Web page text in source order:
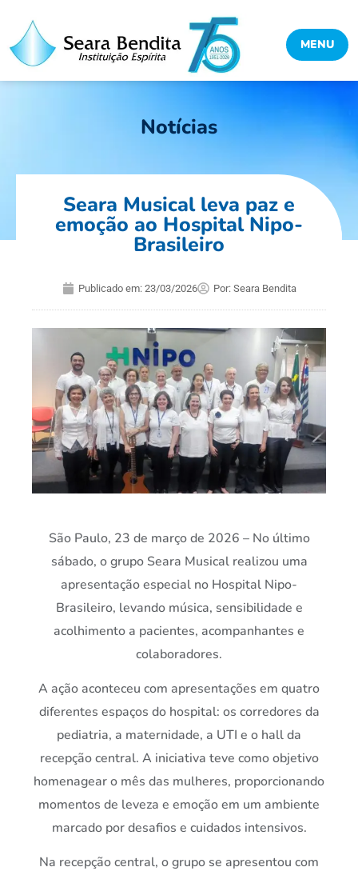
MENU
Notícias
Seara Musical leva paz e
emoção ao Hospital Nipo-
Brasileiro
Publicado em: 23/03/2026 Por: Seara Bendita
São Paulo, 23 de março de 2026 – No último
sábado, o grupo Seara Musical realizou uma
apresentação especial no Hospital Nipo-
Brasileiro, levando música, sensibilidade e
acolhimento a pacientes, acompanhantes e
colaboradores.
A ação aconteceu com apresentações em quatro
diferentes espaços do hospital: os corredores da
pediatria, a maternidade, a UTI e o hall da
recepção central. A iniciativa teve como objetivo
homenagear o mês das mulheres, proporcionando
momentos de leveza e emoção em um ambiente
marcado por desafios e cuidados intensivos.
Na recepção central, o grupo se apresentou com